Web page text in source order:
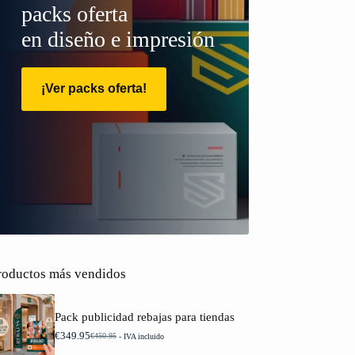
packs oferta
en diseño e impresión
¡Ver packs oferta!
más vendidos
Pack publicidad rebajas para tiendas
€450.95
€349.95 - IVA incluido